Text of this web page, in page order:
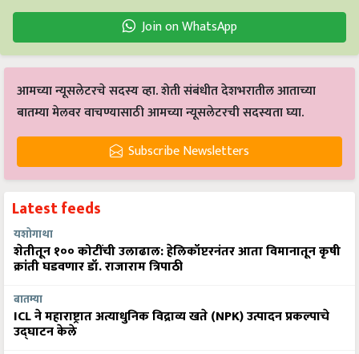
Join on WhatsApp
आमच्या न्यूसलेटरचे सदस्य व्हा. शेती संबंधीत देशभरातील आताच्या
बातम्या मेलवर वाचण्यासाठी आमच्या न्यूसलेटरची सदस्यता घ्या.
Subscribe Newsletters
Latest feeds
यशोगाथा
शेतीतून १०० कोटींची उलाढाल: हेलिकॉप्टरनंतर आता विमानातून कृषी
क्रांती घडवणार डॉ. राजाराम त्रिपाठी
बातम्या
ICL ने महाराष्ट्रात अत्याधुनिक विद्राव्य खते (NPK) उत्पादन प्रकल्पाचे
उद्घाटन केले